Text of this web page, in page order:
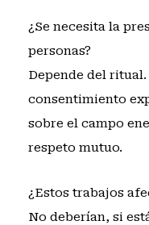
¿Se necesita la
personas?
Depende del
consentimiento
sobre el campo
respeto mutuo.
¿Estos trabajos
No deberían, si